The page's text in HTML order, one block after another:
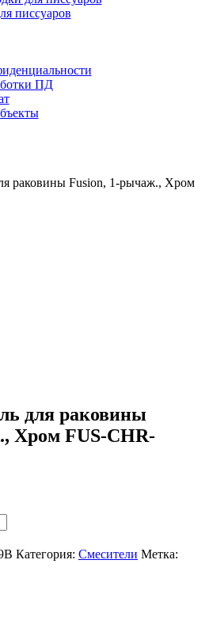
писсуаров
ПД
раковины Fusion, 1-рычаж., Хром
для раковины
Хром FUS-CHR-
Категория: Смесители Метка: